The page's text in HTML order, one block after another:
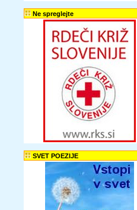
Ne spreglejte
SVET POEZIJE